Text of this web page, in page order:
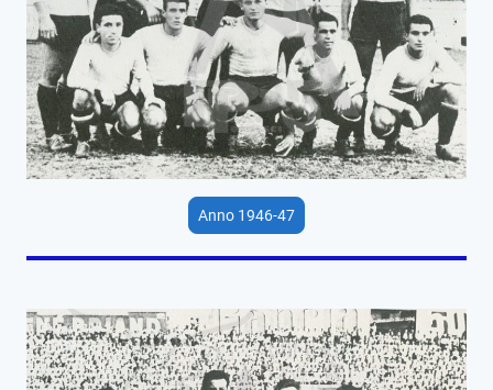
Anno 1946-47